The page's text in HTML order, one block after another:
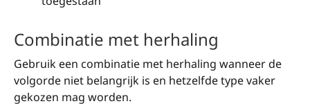
Combinatie met herhaling
Gebruik een combinatie met herhaling wanneer de
volgorde niet belangrijk is en hetzelfde type vaker
gekozen mag worden.